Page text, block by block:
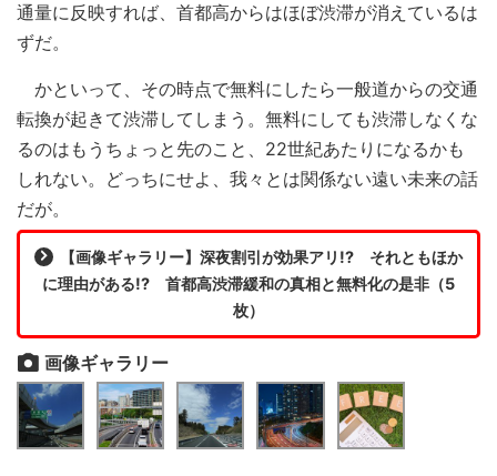
通量に反映すれば、首都高からはほぼ渋滞が消えているは
ずだ。
かといって、その時点で無料にしたら一般道からの交通
転換が起きて渋滞してしまう。無料にしても渋滞しなくな
るのはもうちょっと先のこと、22世紀あたりになるかも
しれない。どっちにせよ、我々とは関係ない遠い未来の話
だが。
【画像ギャラリー】深夜割引が効果アリ!? それともほか
に理由がある!? 首都高渋滞緩和の真相と無料化の是非（5
枚）
画像ギャラリー